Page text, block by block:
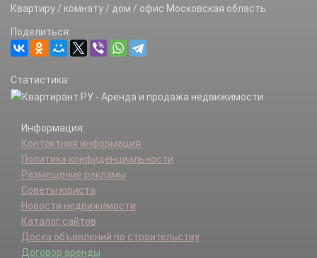
Квартиру / комнату / дом / офис Московская область
Поделиться:
Статистика:
Информация:
Контактная информация
Политика конфиденциальности
Размещение рекламы
Советы юриста
Новости недвижимости
Каталог сайтов
Доска объявлений по строительству
Договор аренды